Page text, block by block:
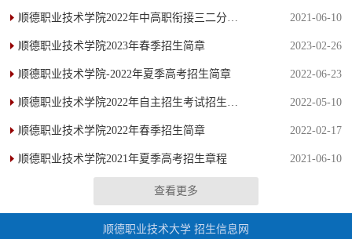
顺德职业技术学院2022年中高职衔接三二分段招生章程(2019年入中职、2021年转段考核、2022年入高职) 2021-06-10
顺德职业技术学院2023年春季招生简章 2023-02-26
顺德职业技术学院-2022年夏季高考招生简章 2022-06-23
顺德职业技术学院2022年自主招生考试招生简章 2022-05-10
顺德职业技术学院2022年春季招生简章 2022-02-17
顺德职业技术学院2021年夏季高考招生章程 2021-06-10
查看更多
顺德职业技术大学 招生信息网